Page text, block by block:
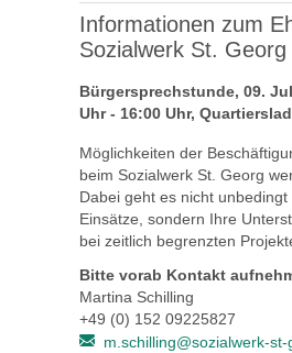
Informationen zum
Sozialwerk St. Georg
Bürgersprechstunde, 09.
Uhr - 16:00 Uhr,
Möglichkeiten der
beim Sozialwerk St. Georg
Dabei geht es nicht
Einsätze, sondern Ihre
bei zeitlich begrenzten
Bitte vorab Kontakt
Martina Schilling
+49 (0) 152 09225827
m.schilling@sozialwerk-